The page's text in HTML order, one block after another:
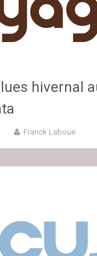
hivernal
Franck Laboue